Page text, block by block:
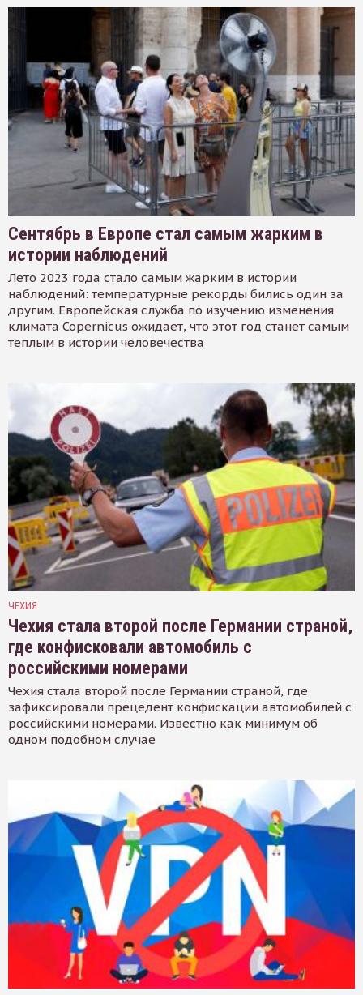
Сентябрь в Европе стал самым жарким в
истории наблюдений
Лето 2023 года стало самым жарким в истории
наблюдений: температурные рекорды бились один за
другим. Европейская служба по изучению изменения
климата Copernicus ожидает, что этот год станет самым
тёплым в истории человечества
ЧЕХИЯ
Чехия стала второй после Германии страной,
где конфисковали автомобиль с
российскими номерами
Чехия стала второй после Германии страной, где
зафиксировали прецедент конфискации автомобилей с
российскими номерами. Известно как минимум об
одном подобном случае